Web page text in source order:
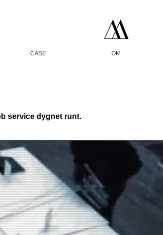
CASE OM
service dygnet runt.